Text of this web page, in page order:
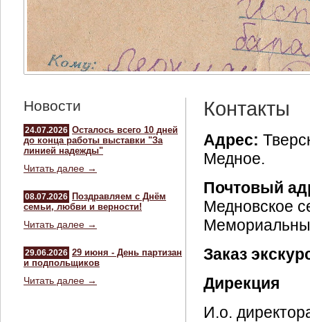
Новости
24.07.2026 Осталось всего 10 дней
до конца работы выставки "За
линией надежды"
Читать далее →
08.07.2026 Поздравляем с Днём
семьи, любви и верности!
Читать далее →
29.06.2026 29 июня - День партизан
и подпольщиков
Читать далее →
Контакты
Адрес:
Медное.
Почтовый
Медновское
Заказ
Дирекция
И.о.